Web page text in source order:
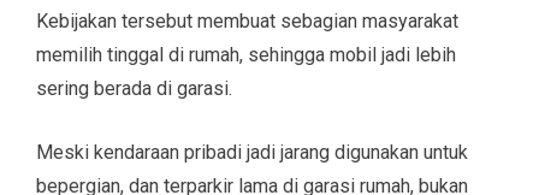
Kebijakan tersebut membuat sebagian masyarakat
memilih tinggal di rumah, sehingga mobil jadi lebih
sering berada di garasi.
Meski kendaraan pribadi jadi jarang digunakan untuk
bepergian, dan terparkir lama di garasi rumah, bukan